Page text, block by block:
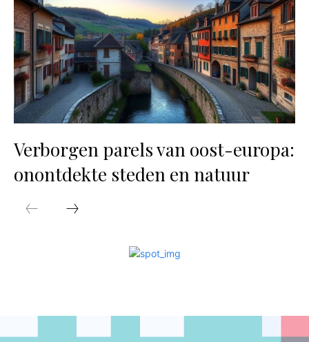
Verborgen parels van oost-europa:
onontdekte steden en natuur